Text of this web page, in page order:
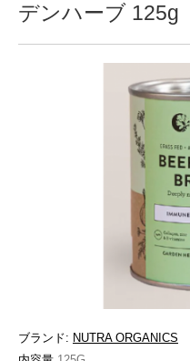
デンハーブ 125g
ブランド: NUTRA ORGANICS